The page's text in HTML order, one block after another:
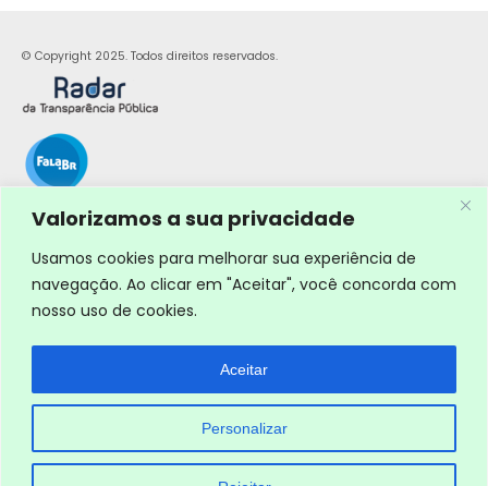
Valorizamos a sua privacidade
Usamos cookies para melhorar sua experiência de
navegação. Ao clicar em "Aceitar", você concorda com
nosso uso de cookies.
Personalizar
Aceitar
© Copyright 2025. Todos direitos reservados.